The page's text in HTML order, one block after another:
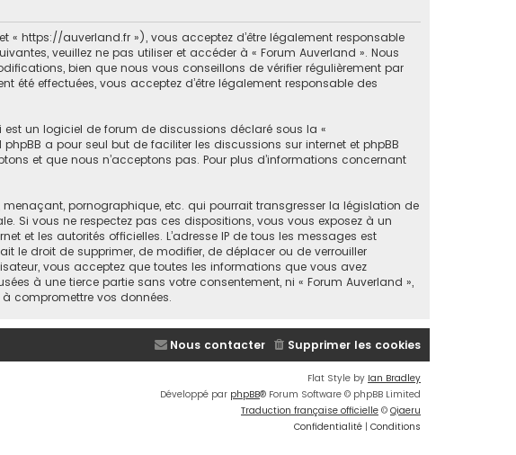
« https://auverland.fr »), vous acceptez d’être légalement responsable
veuillez ne pas utiliser et accéder à « Forum Auverland ». Nous
bien que nous vous conseillons de vérifier régulièrement par
été effectuées, vous acceptez d’être légalement responsable des
un logiciel de forum de discussions déclaré sous la «
a pour seul but de faciliter les discussions sur internet et phpBB
et que nous n’acceptons pas. Pour plus d’informations concernant
pornographique, etc. qui pourrait transgresser la législation de
Si vous ne respectez pas ces dispositions, vous vous exposez à un
et les autorités officielles. L’adresse IP de tous les messages est
le droit de supprimer, de modifier, de déplacer ou de verrouiller
vous acceptez que toutes les informations que vous avez
à une tierce partie sans votre consentement, ni « Forum Auverland »,
compromettre vos données.
Supprimer les cookies
Nous contacter
Flat Style by Ian Bradley
Développé par phpBB® Forum Software © phpBB Limited
Traduction française officielle © Qiaeru
Confidentialité | Conditions